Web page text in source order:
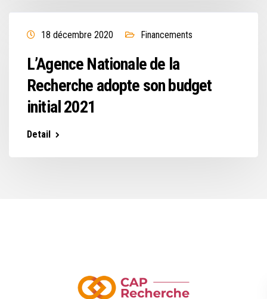
18 décembre 2020 Financements
L’Agence Nationale de la
Recherche adopte son budget
initial 2021
Detail